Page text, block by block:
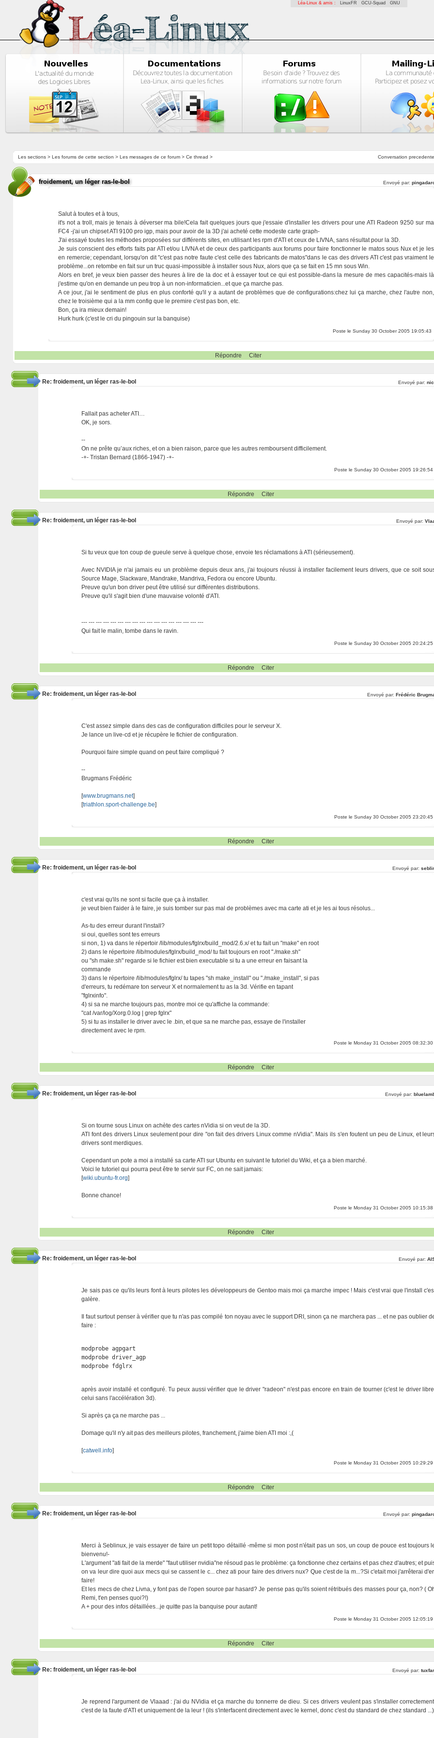
Léa-Linux & amis : LinuxFR GCU-Squad GNU
Conversation precedente
Les sections> Les forums de cette section > Les messages de ce forum> Ce thread >
froidement, un léger ras-le-bol Envoyé par:
Salut à toutes et à tous,
it's not a troll, mais je tenais à déverser ma bile!Cela fait quelques jours que j'essaie d'installer les drivers pour une ATI Radeon 9250 sur ma
FC4 -j'ai un chipset ATI 9100 pro igp, mais pour avoir de la 3D j'ai acheté cette modeste carte graph-
J'ai essayé toutes les méthodes proposées sur différents sites, en utilisant les rpm d'ATI et ceux de LIVNA, sans résultat pour la 3D.
Je suis conscient des efforts faits par ATI et/ou LIVNA et de ceux des participants aux forums pour faire fonctionner le matos sous Nux et je les
en remercie; cependant, lorsqu'on dit "c'est pas notre faute c'est celle des fabricants de matos"dans le cas des drivers ATI c'est pas vraiment le
problème...on retombe en fait sur un truc quasi-impossible à installer sous Nux, alors que ça se fait en 15 mn sous Win.
Alors en bref, je veux bien passer des heures à lire de la doc et à essayer tout ce qui est possible-dans la mesure de mes capacités-mais là
j'estime qu'on en demande un peu trop à un non-informaticien...et que ça marche pas.
A ce jour, j'ai le sentiment de plus en plus conforté qu'il y a autant de problèmes que de configurations:chez lui ça marche, chez l'autre non,
chez le troisième qui a la mm config que le premire c'est pas bon, etc.
Bon, ça ira mieux demain!
Hurk hurk (c'est le cri du pingouin sur la banquise)
Poste le Sunday 30 October 2005 19:05:43
Répondre Citer
Re: froidement, un léger ras-le-bol Envoyé par:
Fallait pas acheter ATI…
OK, je sors.
--
On ne prête qu’aux riches, et on a bien raison, parce que les autres remboursent difficilement.
-+- Tristan Bernard (1866-1947) -+-
Poste le Sunday 30 October 2005 19:26:54
Répondre Citer
Re: froidement, un léger ras-le-bol Envoyé par:
Si tu veux que ton coup de gueule serve à quelque chose, envoie tes réclamations à ATI (sérieusement).
Avec NVIDIA je n'ai jamais eu un problème depuis deux ans, j'ai toujours réussi à installer facilement leurs drivers, que ce soit
Source Mage, Slackware, Mandrake, Mandriva, Fedora ou encore Ubuntu.
Preuve qu'un bon driver peut être utilisé sur différentes distributions.
Preuve qu'il s'agit bien d'une mauvaise volonté d'ATI.
--- --- --- --- --- --- --- --- --- --- --- --- --- --- --- --- ---
Qui fait le malin, tombe dans le ravin.
Poste le Sunday 30 October 2005 20:24:25
Répondre Citer
Re: froidement, un léger ras-le-bol Envoyé par: Frédéric
C'est assez simple dans des cas de configuration difficiles pour le serveur X.
Je lance un live-cd et je récupère le fichier de configuration.
Pourquoi faire simple quand on peut faire compliqué ?
--
Brugmans Frédéric
[www.brugmans.net]
[triathlon.sport-challenge.be]
Poste le Sunday 30 October 2005 23:20:45
Répondre Citer
Re: froidement, un léger ras-le-bol Envoyé par:
c'est vrai qu'ils ne sont si facile que ça à installer.
je veut bien t'aider à le faire, je suis tomber sur pas mal de problèmes avec ma carte ati et je les ai tous résolus...
As-tu des erreur durant l'install?
si oui, quelles sont tes erreurs
si non, 1) va dans le répertoir /lib/modules/fglrx/build_mod/2.6.x/ et tu fait un "make" en root
2) dans le répertoire /lib/modules/fglrx/build_mod/ tu fait toujours en root "./make.sh"
ou "sh make.sh" regarde si le fichier est bien executable si tu a une erreur en faisant la
commande
3) dans le répertoire /lib/modules/fglrx/ tu tapes "sh make_install" ou "./make_install", si pas
d'erreurs, tu redémare ton serveur X et normalement tu as la 3d. Vérifie en tapant
"fglrxinfo".
4) si sa ne marche toujours pas, montre moi ce qu'affiche la commande:
"cat /var/log/Xorg.0.log | grep fglrx"
5) si tu as installer le driver avec le .bin, et que sa ne marche pas, essaye de l'installer
directement avec le rpm.
Poste le Monday 31 October 2005 08:32:30
Répondre Citer
Re: froidement, un léger ras-le-bol Envoyé par:
Si on tourne sous Linux on achète des cartes nVidia si on veut de la 3D.
ATI font des drivers Linux seulement pour dire "on fait des drivers Linux comme nVidia". Mais ils s'en foutent un peu de Linux, et
drivers sont merdiques.
Cependant un pote a moi a installé sa carte ATI sur Ubuntu en suivant le tutoriel du Wiki, et ça a bien marché.
Voici le tutoriel qui pourra peut être te servir sur FC, on ne sait jamais:
[wiki.ubuntu-fr.org]
Bonne chance!
Poste le Monday 31 October 2005 10:15:38
Répondre Citer
Re: froidement, un léger ras-le-bol Envoyé par:
Je sais pas ce qu'ils leurs font à leurs pilotes les développeurs de Gentoo mais moi ça marche impec ! Mais c'est vrai que l'install
galère.
Il faut surtout penser à vérifier que tu n'as pas compilé ton noyau avec le support DRI, sinon ça ne marchera pas ... et ne pas oublier
faire :
modprobe agpgart
modprobe driver_agp
modprobe fdglrx
après avoir installé et configuré. Tu peux aussi vérifier que le driver "radeon" n'est pas encore en train de tourner (c'est le driver
celui sans l'accélération 3d).
Si après ça ça ne marche pas ...
Domage qu'il n'y ait pas des meilleurs pilotes, franchement, j'aime bien ATI moi :,(
[catwell.info]
Poste le Monday 31 October 2005 10:29:29
Répondre Citer
Re: froidement, un léger ras-le-bol Envoyé par:
Merci à Seblinux, je vais essayer de faire un petit topo détaillé -même si mon post n'était pas un sos, un coup de pouce est toujours
bienvenu!-
L'argument "ati fait de la merde" "faut utiliser nvidia"ne résoud pas le problème: ça fonctionne chez certains et pas chez d'autres; et
on va leur dire quoi aux mecs qui se cassent le c... chez ati pour faire des drivers nux? Que c'est de la m...?Si c'etait moi j'arrêterai
faire!
Et les mecs de chez Livna, y font pas de l'open source par hasard? Je pense pas qu'ils soient rétribués des masses pour ça, non? (
Remi, t'en penses quoi?!)
A + pour des infos détaillées...je quitte pas la banquise pour autant!
Poste le Monday 31 October 2005 12:05:19
Répondre Citer
Re: froidement, un léger ras-le-bol Envoyé par:
Je reprend l'argument de Vlaaad : j'ai du NVidia et ça marche du tonnerre de dieu. Si ces drivers veulent pas s'installer
c'est de la faute d'ATI et uniquement de la leur ! (ils s'interfacent directement avec le kernel, donc c'est du standard de chez standard ...)